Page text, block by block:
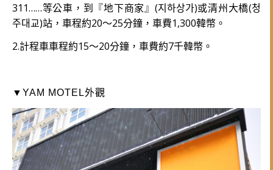
311……等公車，到『地下商家』(지하상가)或清州大橋(청
주대교)站，車程約20～25分鐘，車費1,300韓幣。
2.計程車車程約15～20分鐘，車費約7千韓幣。
▼YAM MOTEL外觀